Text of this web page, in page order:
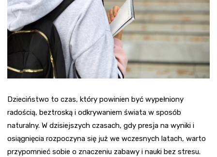
Dzieciństwo to czas, który powinien być wypełniony
radością, beztroską i odkrywaniem świata w sposób
naturalny. W dzisiejszych czasach, gdy presja na wyniki i
osiągnięcia rozpoczyna się już we wczesnych latach, warto
przypomnieć sobie o znaczeniu zabawy i nauki bez stresu.